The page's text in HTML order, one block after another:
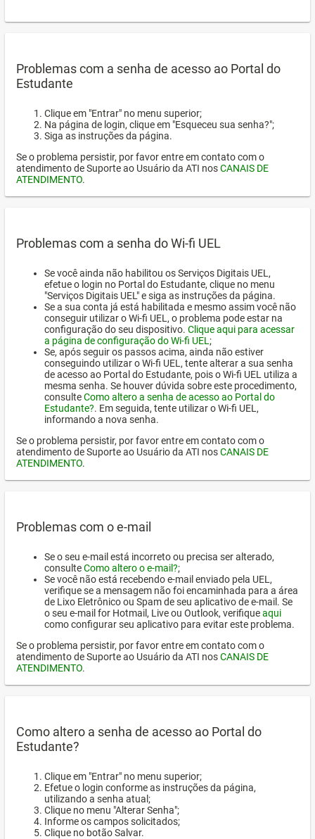
Problemas com a senha de acesso ao Portal do
Estudante
Clique em "Entrar" no menu superior;
Na página de login, clique em "Esqueceu sua senha?";
Siga as instruções da página.
Se o problema persistir, por favor entre em contato com o
atendimento de Suporte ao Usuário da ATI nosCANAIS DE
ATENDIMENTO.
Problemas com a senha do Wi-fi UEL
Se você ainda não habilitou os Serviços Digitais UEL,
efetue o login no Portal do Estudante, clique no menu
"Serviços Digitais UEL" e siga as instruções da página.
Se a sua conta já está habilitada e mesmo assim você não
conseguir utilizar o Wi-fi UEL, o problema pode estar na
configuração do seu dispositivo. Clique aqui para acessar
a página de configuração do Wi-fi UEL ;
Se, após seguir os passos acima, ainda não estiver
conseguindo utilizar o Wi-fi UEL, tente alterar a sua senha
de acesso ao Portal do Estudante, pois o Wi-fi UEL utiliza a
mesma senha. Se houver dúvida sobre este procedimento,
consulteComo altero a senha de acesso ao Portal do
Estudante?. Em seguida, tente utilizar o Wi-fi UEL,
informando a nova senha.
Se o problema persistir, por favor entre em contato com o
atendimento de Suporte ao Usuário da ATI nosCANAIS DE
ATENDIMENTO.
Problemas com o e-mail
Se o seu e-mail está incorreto ou precisa ser alterado,
consulteComo altero o e-mail?;
Se você não está recebendo e-mail enviado pela UEL,
verifique se a mensagem não foi encaminhada para a área
de Lixo Eletrônico ou Spam de seu aplicativo de e-mail. Se
o seu e-mail for Hotmail, Live ou Outlook, verifiqueaqui
como configurar seu aplicativo para evitar este problema.
Se o problema persistir, por favor entre em contato com o
atendimento de Suporte ao Usuário da ATI nosCANAIS DE
ATENDIMENTO.
Como altero a senha de acesso ao Portal do
Estudante?
Clique em "Entrar" no menu superior;
Efetue o login conforme as instruções da página,
utilizando a senha atual;
Clique no menu "Alterar Senha";
Informe os campos solicitados;
Clique no botão Salvar.